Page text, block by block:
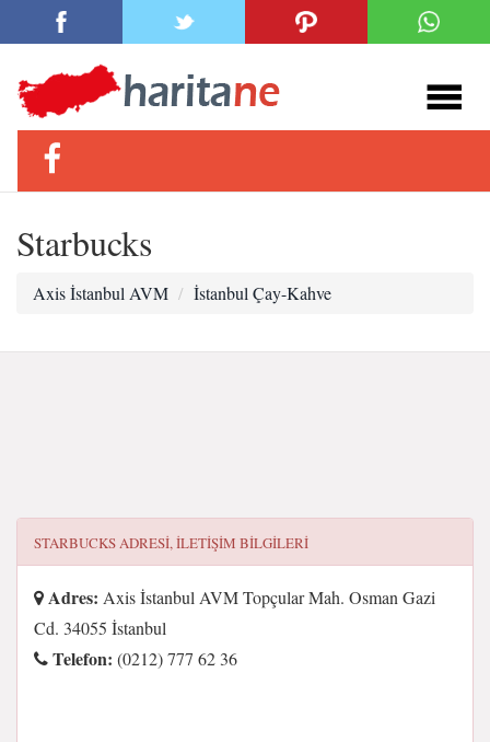
Starbucks
Axis İstanbul AVM İstanbul Çay-Kahve
STARBUCKSADRESI, ILETIŞIM BILGILERI
Adres: Axis İstanbul AVM Topçular Mah. Osman Gazi
Cd. 34055 İstanbul
Telefon: (0212) 777 62 36